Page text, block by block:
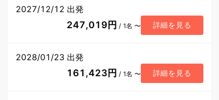
2027/12/12 出発
247,019円 / 1名 〜 詳細を見る
2028/01/23 出発
161,423円 / 1名 〜 詳細を見る